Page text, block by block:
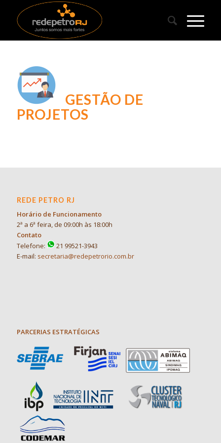
GESTÃO DE
PROJETOS
REDE PETRO RJ
Horário de Funcionamento
2ª a 6ª feira, de 09:00h às 18:00h
Contato
Telefone:
21 99521-3943
E-mail: secretaria@redepetrorio.com.br
PARCERIAS ESTRATÉGICAS